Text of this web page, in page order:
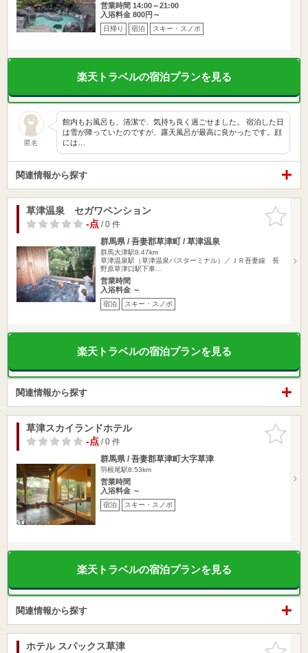
営業時間 14:00～21:00
入浴料金 800円～
日帰り 宿泊 スキー・スノボ
楽天トラベルの宿泊プランを見る
匿名
館内もお風呂も、清潔で、気持ち良く過ごせました。 宿泊した日
は雪が降っていたのですが、露天風呂が最高に良かったです。顔
には…
関連情報から探す
お気に入
りに追加
草津温泉 セガワペンション
-点/ 0 件
群馬県 / 吾妻郡草津町 / 草津温泉
群馬大津駅8.47km
草津温泉駅（草津温泉バスターミナル）／ＪＲ吾妻線 長
野原草津口駅下車…
営業時間
入浴料金 ～
宿泊 スキー・スノボ
楽天トラベルの宿泊プランを見る
関連情報から探す
お気に入
りに追加
草津スカイランドホテル
-点/ 0 件
群馬県 / 吾妻郡草津町大字草津
羽根尾駅8.53km
営業時間
入浴料金 ～
宿泊 スキー・スノボ
楽天トラベルの宿泊プランを見る
関連情報から探す
お気に入
ホテル スパックス草津